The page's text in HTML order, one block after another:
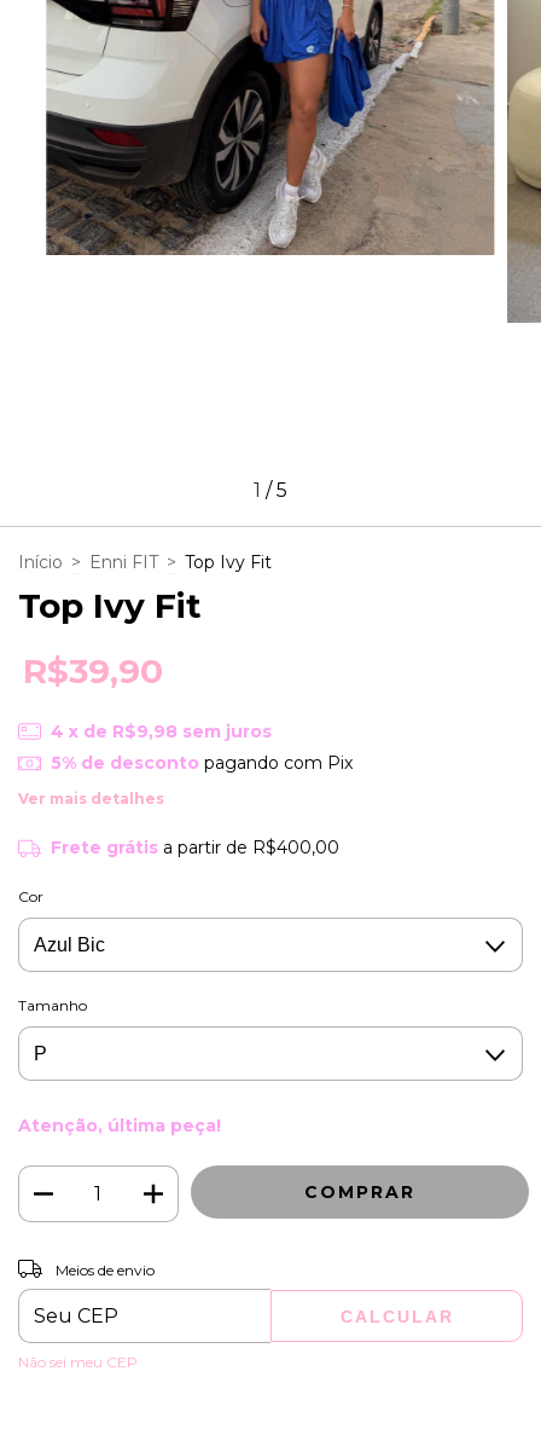
1 /5
Início > Enni FIT > Top Ivy Fit
Top Ivy Fit
R$39,90
4 x de R$9,98 sem juros
5% de desconto pagando com Pix
Ver mais detalhes
Frete grátis a partir de R$400,00
Cor
Tamanho
Atenção, última peça!
Entregas para o CEP:
Meios de envio
CALCULAR
Não sei meu CEP